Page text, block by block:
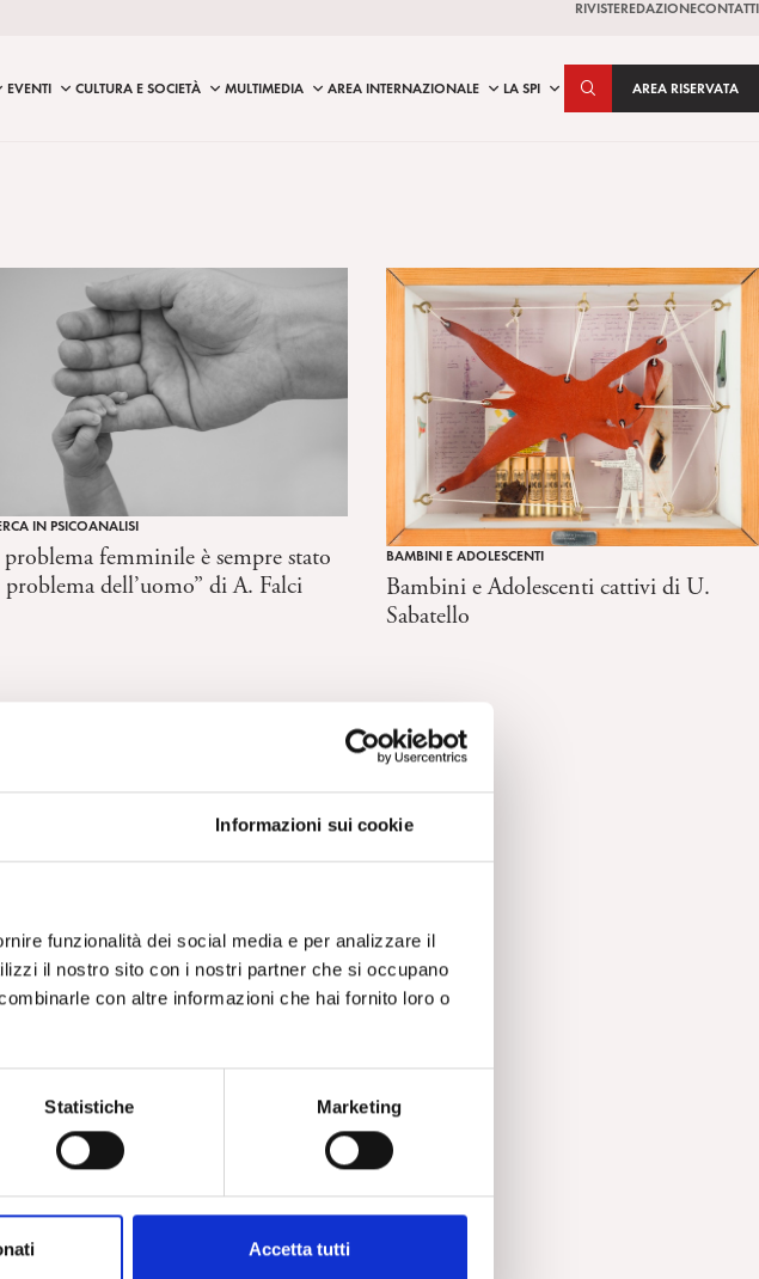
Informazioni sui cookie
funzionalità dei social media e per analizzare il
il nostro sito con i nostri partner che si occupano
con altre informazioni che hai fornito loro o
Statistiche Marketing
Accetta tutti
RIVISTEREDAZIONECONTATTI
EVENTI CULTURA E SOCIETÀ MULTIMEDIA AREA INTERNAZIONALE LA SPI AREA RISERVATA
IN PSICOANALISI
femminile è sempre stato
dell’uomo” di A. Falci
BAMBINI E ADOLESCENTI
Bambini e Adolescenti cattivi di U.
Sabatello